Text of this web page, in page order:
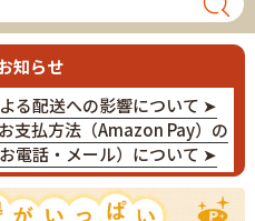
知らせ
る配送への影響について ➤
支払方法（Amazon Pay）の
電話・メール）について ➤